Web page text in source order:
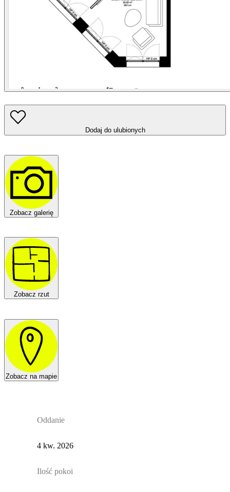
Dodaj do ulubionych
Zobacz galerię
Zobacz rzut
Zobacz na mapie
Oddanie
4 kw. 2026
Ilość pokoi